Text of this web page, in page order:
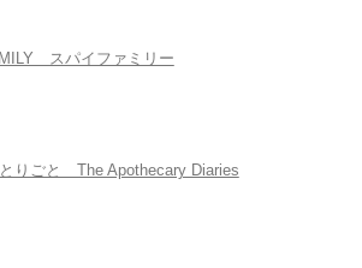
スパイファミリー
りごと The Apothecary Diaries